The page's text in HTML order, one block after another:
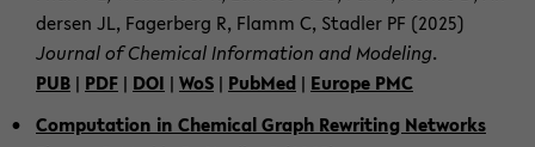
der­sen JL, Fa­ger­berg R, Flamm C, Stad­ler PF (2025)
Jour­nal of Che­mi­cal In­for­ma­ti­on and Mo­de­ling.
PUB | PDF | DOI | WoS | Pub­Med | Eu­ro­pe PMC
Com­pu­ta­ti­on in Che­mi­cal Graph Re­wri­ting Net­works